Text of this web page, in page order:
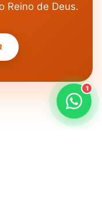
Reino de Deus.
1